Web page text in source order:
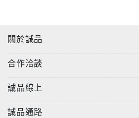
關於誠品
合作洽談
誠品線上
誠品通路